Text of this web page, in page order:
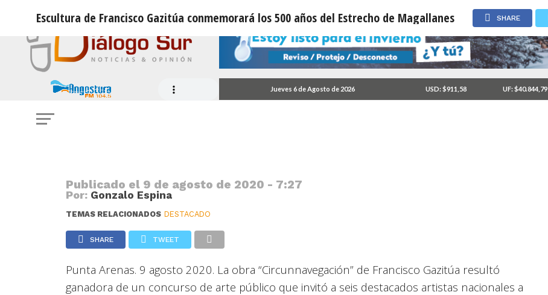
Jueves 6 de Agosto de 2026 USD: $911,58 UF: $40.844,79
Escultura de Francisco Gazitúa conmemorará los 500 años del Estrecho de Magallanes SHARE
Escultura de Francisco Gazitúa conmemorará los 500 años
Publicado el 9 de agosto de 2020 - 7:27
Por: Gonzalo Espina
TEMAS RELACIONADOS DESTACADO
SHARE TWEET
Punta Arenas. 9 agosto 2020. La obra “Circunnavegación” de Francisco Gazitúa resultó
ganadora de un concurso de arte público que invitó a seis destacados artistas nacionales a